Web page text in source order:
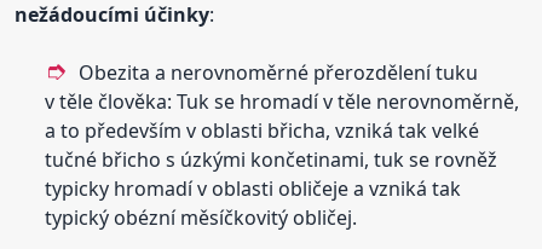
nežádoucími účinky:
Obezita a nerovnoměrné přerozdělení tuku
v těle člověka: Tuk se hromadí v těle nerovnoměrně,
a to především v oblasti břicha, vzniká tak velké
tučné břicho s úzkými končetinami, tuk se rovněž
typicky hromadí v oblasti obličeje a vzniká tak
typický obézní měsíčkovitý obličej.